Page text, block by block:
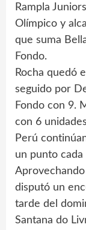
Rampla
Olímpico y
que suma
Fondo.
Rocha quedó
seguido por
Fondo con 9.
con 6
Perú
un punto cada
disputó un
tarde del
Santana do